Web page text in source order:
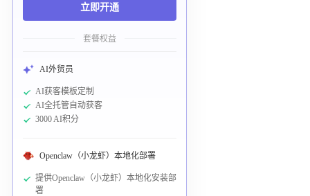
立即开通
套餐权益
AI外贸员
AI获客模板定制
AI全托管自动获客
3000 AI积分
Openclaw（小龙虾）本地化部署
提供Openclaw（小龙虾）本地化安装部
署